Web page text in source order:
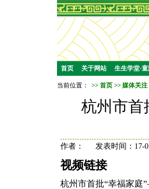
首页 关于网站 生生学堂·
当前位置： >> 首页 >> 媒体关注
杭州市
作者： 发表时间：17-
视频链接
杭州市首批“幸福家